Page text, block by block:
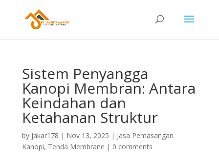
Sistem Penyangga
Kanopi Membran: Antara
Keindahan dan
Ketahanan Struktur
by jakar178 | Nov 13, 2025 | Jasa Pemasangan
Kanopi, Tenda Membrane | 0 comments